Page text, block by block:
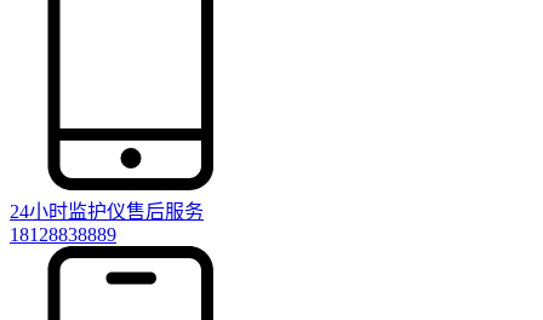
24小时监护仪售后服务
18128838889